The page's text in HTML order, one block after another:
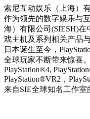
索尼互动娱乐（上海）
作为领先的数字娱乐与
海）有限公司(SIESH)在
戏主机及系列相关产品
日本诞生至今，
全球玩家不断带来惊喜
PlayStation®4,
PlayStation®VR2，
来自SIE全球知名工作室